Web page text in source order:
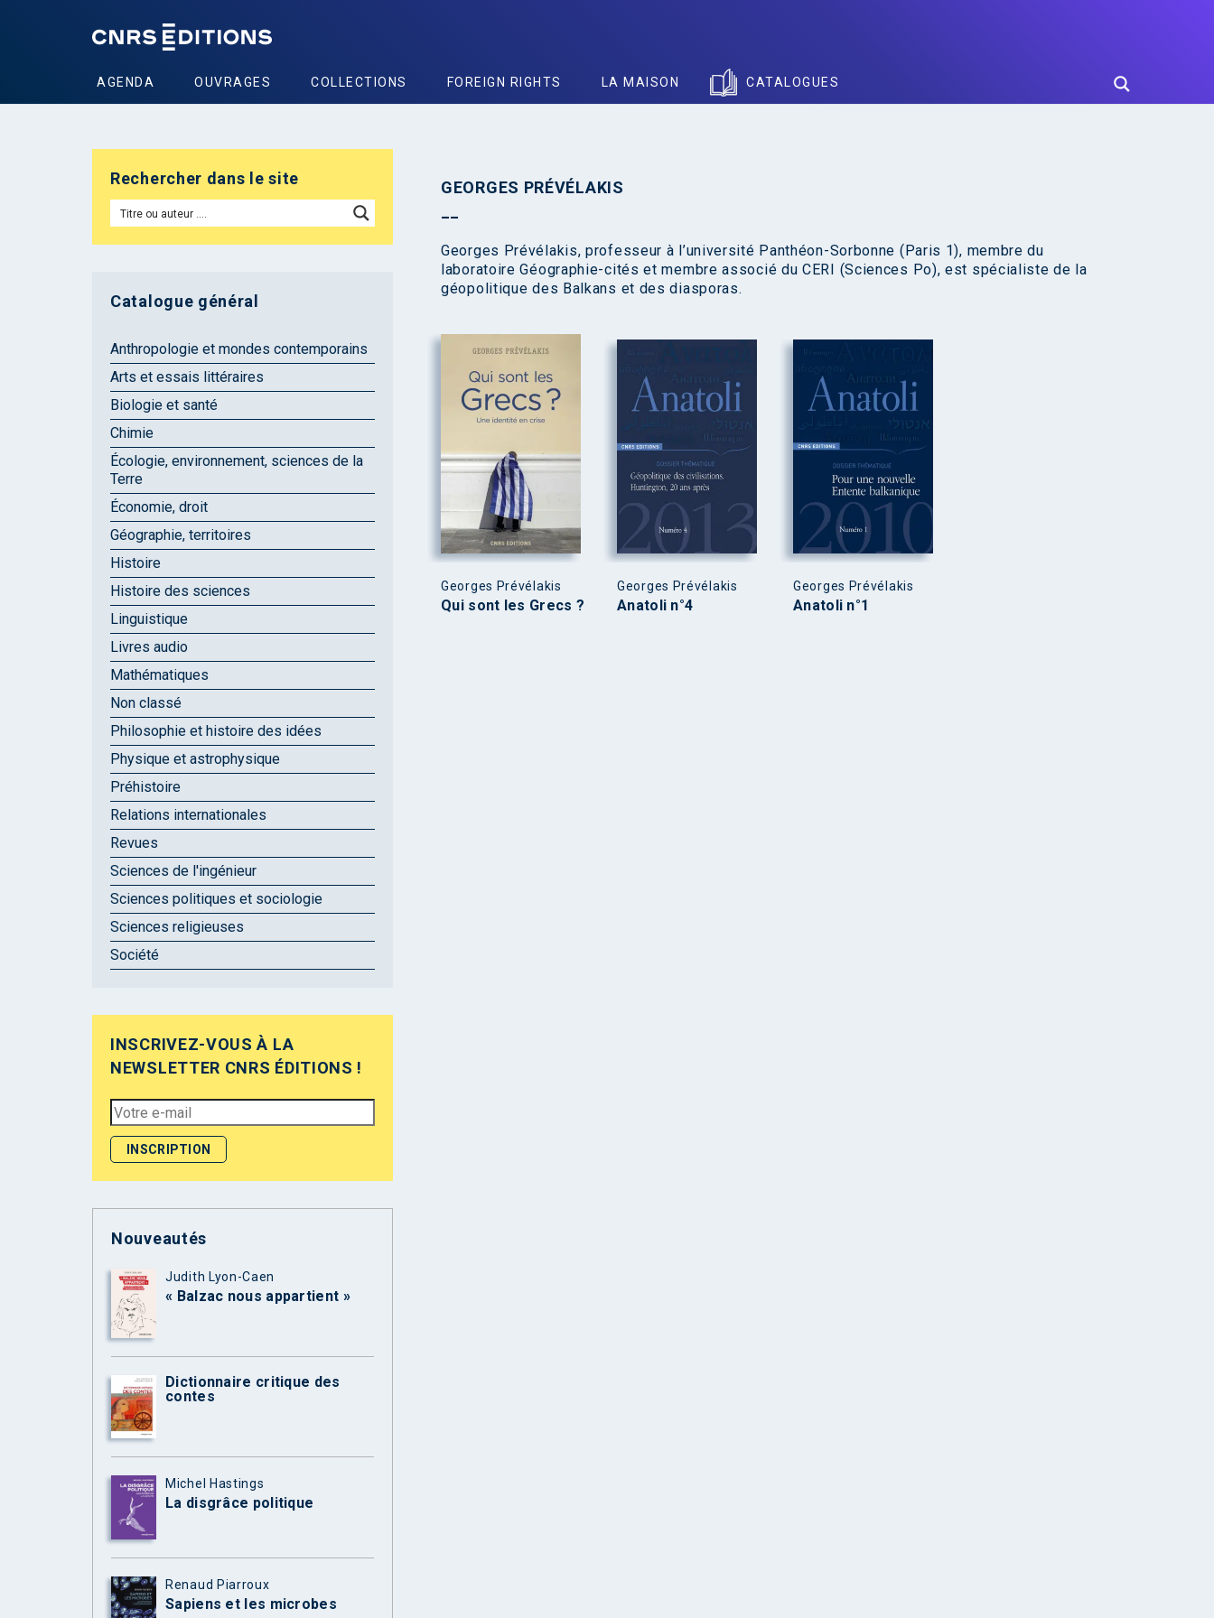
AGENDA OUVRAGES COLLECTIONS FOREIGN RIGHTS LA MAISON CATALOGUES
GEORGES PRÉVÉLAKIS
Georges Prévélakis, professeur à l’université Panthéon-Sorbonne (Paris 1), membre du
laboratoire Géographie-cités et membre associé du CERI (Sciences Po), est spécialiste de la
géopolitique des Balkans et des diasporas.
Georges Prévélakis
Qui sont les Grecs ?
Georges Prévélakis
Anatoli n°4
Georges Prévélakis
Anatoli n°1
Rechercher dans le site
Catalogue général
Anthropologie et mondes contemporains
Arts et essais littéraires
Biologie et santé
Chimie
Écologie, environnement, sciences de la
Terre
Économie, droit
Géographie, territoires
Histoire
Histoire des sciences
Linguistique
Livres audio
Mathématiques
Non classé
Philosophie et histoire des idées
Physique et astrophysique
Préhistoire
Relations internationales
Revues
Sciences de l'ingénieur
Sciences politiques et sociologie
Sciences religieuses
Société
INSCRIVEZ-VOUS À LA
NEWSLETTER CNRS ÉDITIONS !
Nouveautés
Judith Lyon-Caen
« Balzac nous appartient »
Dictionnaire critique des
contes
Michel Hastings
La disgrâce politique
Renaud Piarroux
Sapiens et les microbes